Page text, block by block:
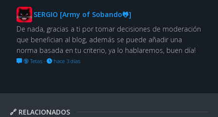
🔗 RELACIONADOS
SERGIO [Army of Sobando🐸]
De nada, gracias a ti por tomar decisiones de moderación
que benefician al blog, además se puede añadir una
norma basada en tu criterio, ya lo hablaremos, buen día!
🔞 Tetas· hace 3 días